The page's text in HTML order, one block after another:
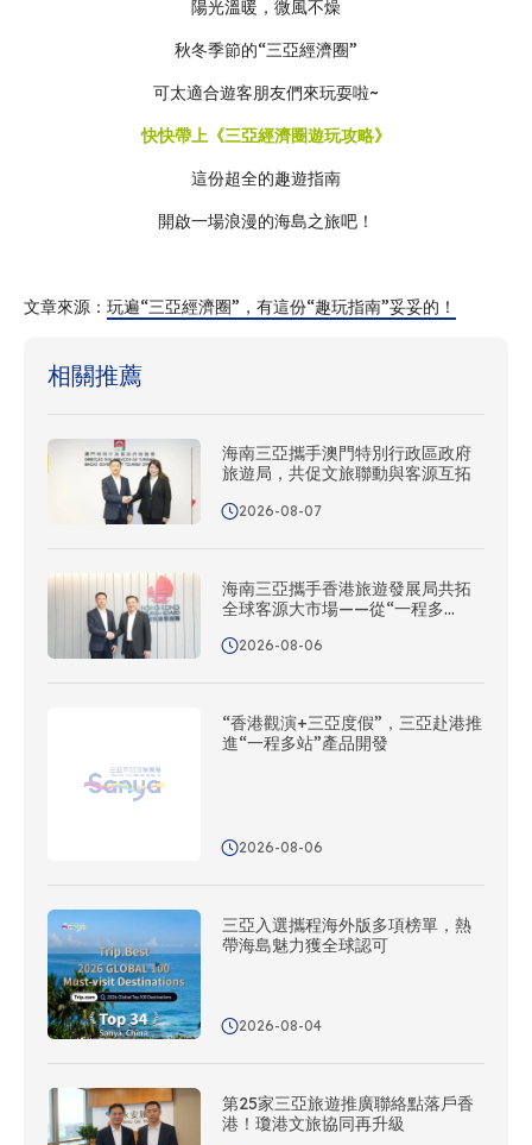
陽光溫暖，微風不燥
秋冬季節的“三亞經濟圈”
可太適合遊客朋友們來玩耍啦~
快快帶上《三亞經濟圈遊玩攻略》
這份超全的趣遊指南
開啟一場浪漫的海島之旅吧！
文章來源： 玩遍“三亞經濟圈”，有這份“趣玩指南”妥妥的！
相關推薦
海南三亞攜手澳門特別行政區政府
旅遊局，共促文旅聯動與客源互拓
2026-08-07
海南三亞攜手香港旅遊發展局共拓
全球客源大市場——從“一程多
2026-08-06
“香港觀演+三亞度假”，三亞赴港推
進“一程多站”產品開發
2026-08-06
三亞入選攜程海外版多項榜單，熱
帶海島魅力獲全球認可
2026-08-04
第25家三亞旅遊推廣聯絡點落戶香
港！瓊港文旅協同再升級